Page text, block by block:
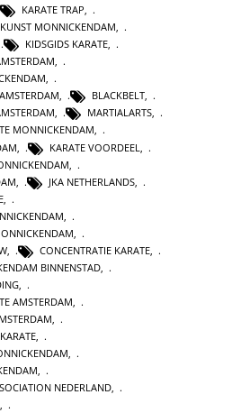
KARATE TRAP,
MONNICKENDAM,
KIDSGIDS KARATE,
,
,
, BLACKBELT,
, MARTIALARTS,
MONNICKENDAM,
KARATE VOORDEEL
JKA NETHERLANDS
CONCENTRATIE KARATE
BINNENSTAD
,
AMSTERDAM,
,
,
,
,
NEDERLAND,
,